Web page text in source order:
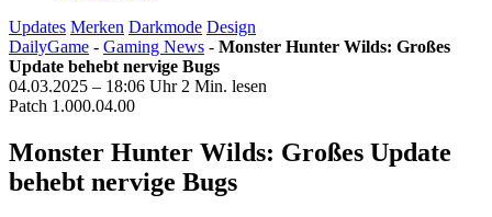
Updates Merken Darkmode Design
DailyGame - Gaming News - Monster Hunter Wilds: Großes
Update behebt nervige Bugs
04.03.2025 – 18:06 Uhr 2 Min. lesen
Patch 1.000.04.00
Monster Hunter Wilds: Großes Update
behebt nervige Bugs